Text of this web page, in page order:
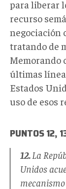
para liberar
recurso
negociación
tratando de
Memorando
últimas
Estados
uso de esos
PUNTOS 12,
12. La
Unidos